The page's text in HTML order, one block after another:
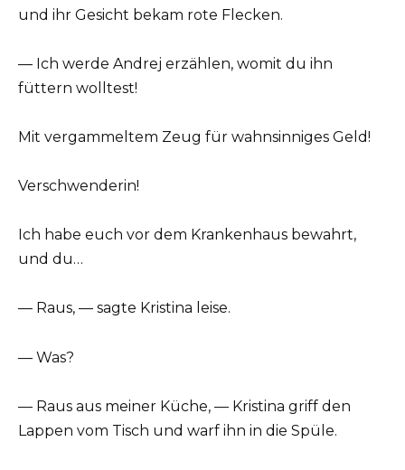
und ihr Gesicht bekam rote Flecken.
— Ich werde Andrej erzählen, womit du ihn
füttern wolltest!
Mit vergammeltem Zeug für wahnsinniges Geld!
Verschwenderin!
Ich habe euch vor dem Krankenhaus bewahrt,
und du…
— Raus, — sagte Kristina leise.
— Was?
— Raus aus meiner Küche, — Kristina griff den
Lappen vom Tisch und warf ihn in die Spüle.